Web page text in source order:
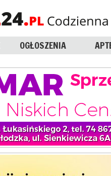
OGŁOSZENIA